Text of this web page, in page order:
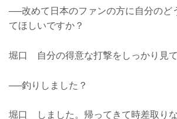
──改めて日本のファンの方に自分のど
てほしいですか？
堀口 自分の得意な打撃をしっかり見て
──釣りしました？
堀口 しました。帰ってきて時差取り